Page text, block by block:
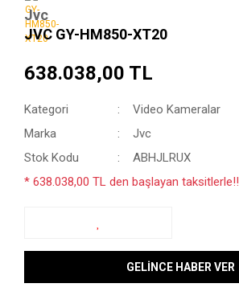
Jvc
JVC GY-HM850-XT20
638.038,00 TL
Kategori
Video Kameralar
Marka
Jvc
Stok Kodu
ABHJLRUX
* 638.038,00 TL den başlayan taksitlerle!!
GELİNCE HABER VER